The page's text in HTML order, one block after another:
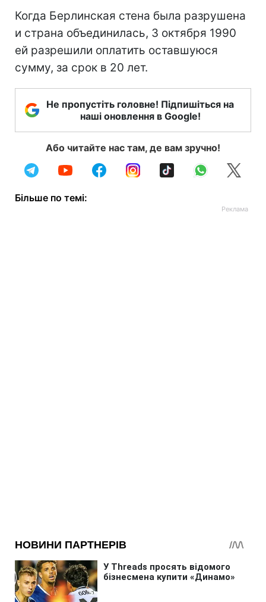
Когда Берлинская стена была разрушена
и страна объединилась, 3 октября 1990
ей разрешили оплатить оставшуюся
сумму, за срок в 20 лет.
Не пропустіть головне! Підпишіться на
наші оновлення в Google!
Або читайте нас там, де вам зручно!
Більше по темі: